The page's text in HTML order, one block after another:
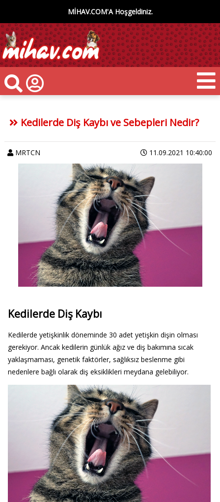
MİHAV.COM'A Hoşgeldiniz.
Kedilerde Diş Kaybı ve Sebepleri Nedir?
MRTCN 11.09.2021 10:40:00
Kedilerde Diş Kaybı
Kedilerde yetişkinlik döneminde 30 adet yetişkin dişin olması
gerekiyor. Ancak kedilerin günlük ağız ve diş bakımına sıcak
yaklaşmaması, genetik faktörler, sağlıksız beslenme gibi
nedenlere bağlı olarak diş eksiklikleri meydana gelebiliyor.